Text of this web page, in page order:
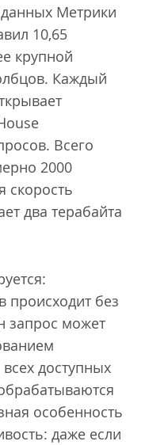
Метрики
10,65
крупной
Каждый
Всего
2000
скорость
два терабайта
происходит без
запрос может
доступных
особенность
даже если